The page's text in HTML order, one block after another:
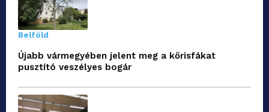
Belföld
Újabb vármegyében jelent meg a kőrisfákat
pusztító veszélyes bogár